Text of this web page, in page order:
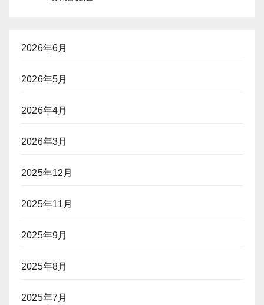
2026年6月
2026年5月
2026年4月
2026年3月
2025年12月
2025年11月
2025年9月
2025年8月
2025年7月